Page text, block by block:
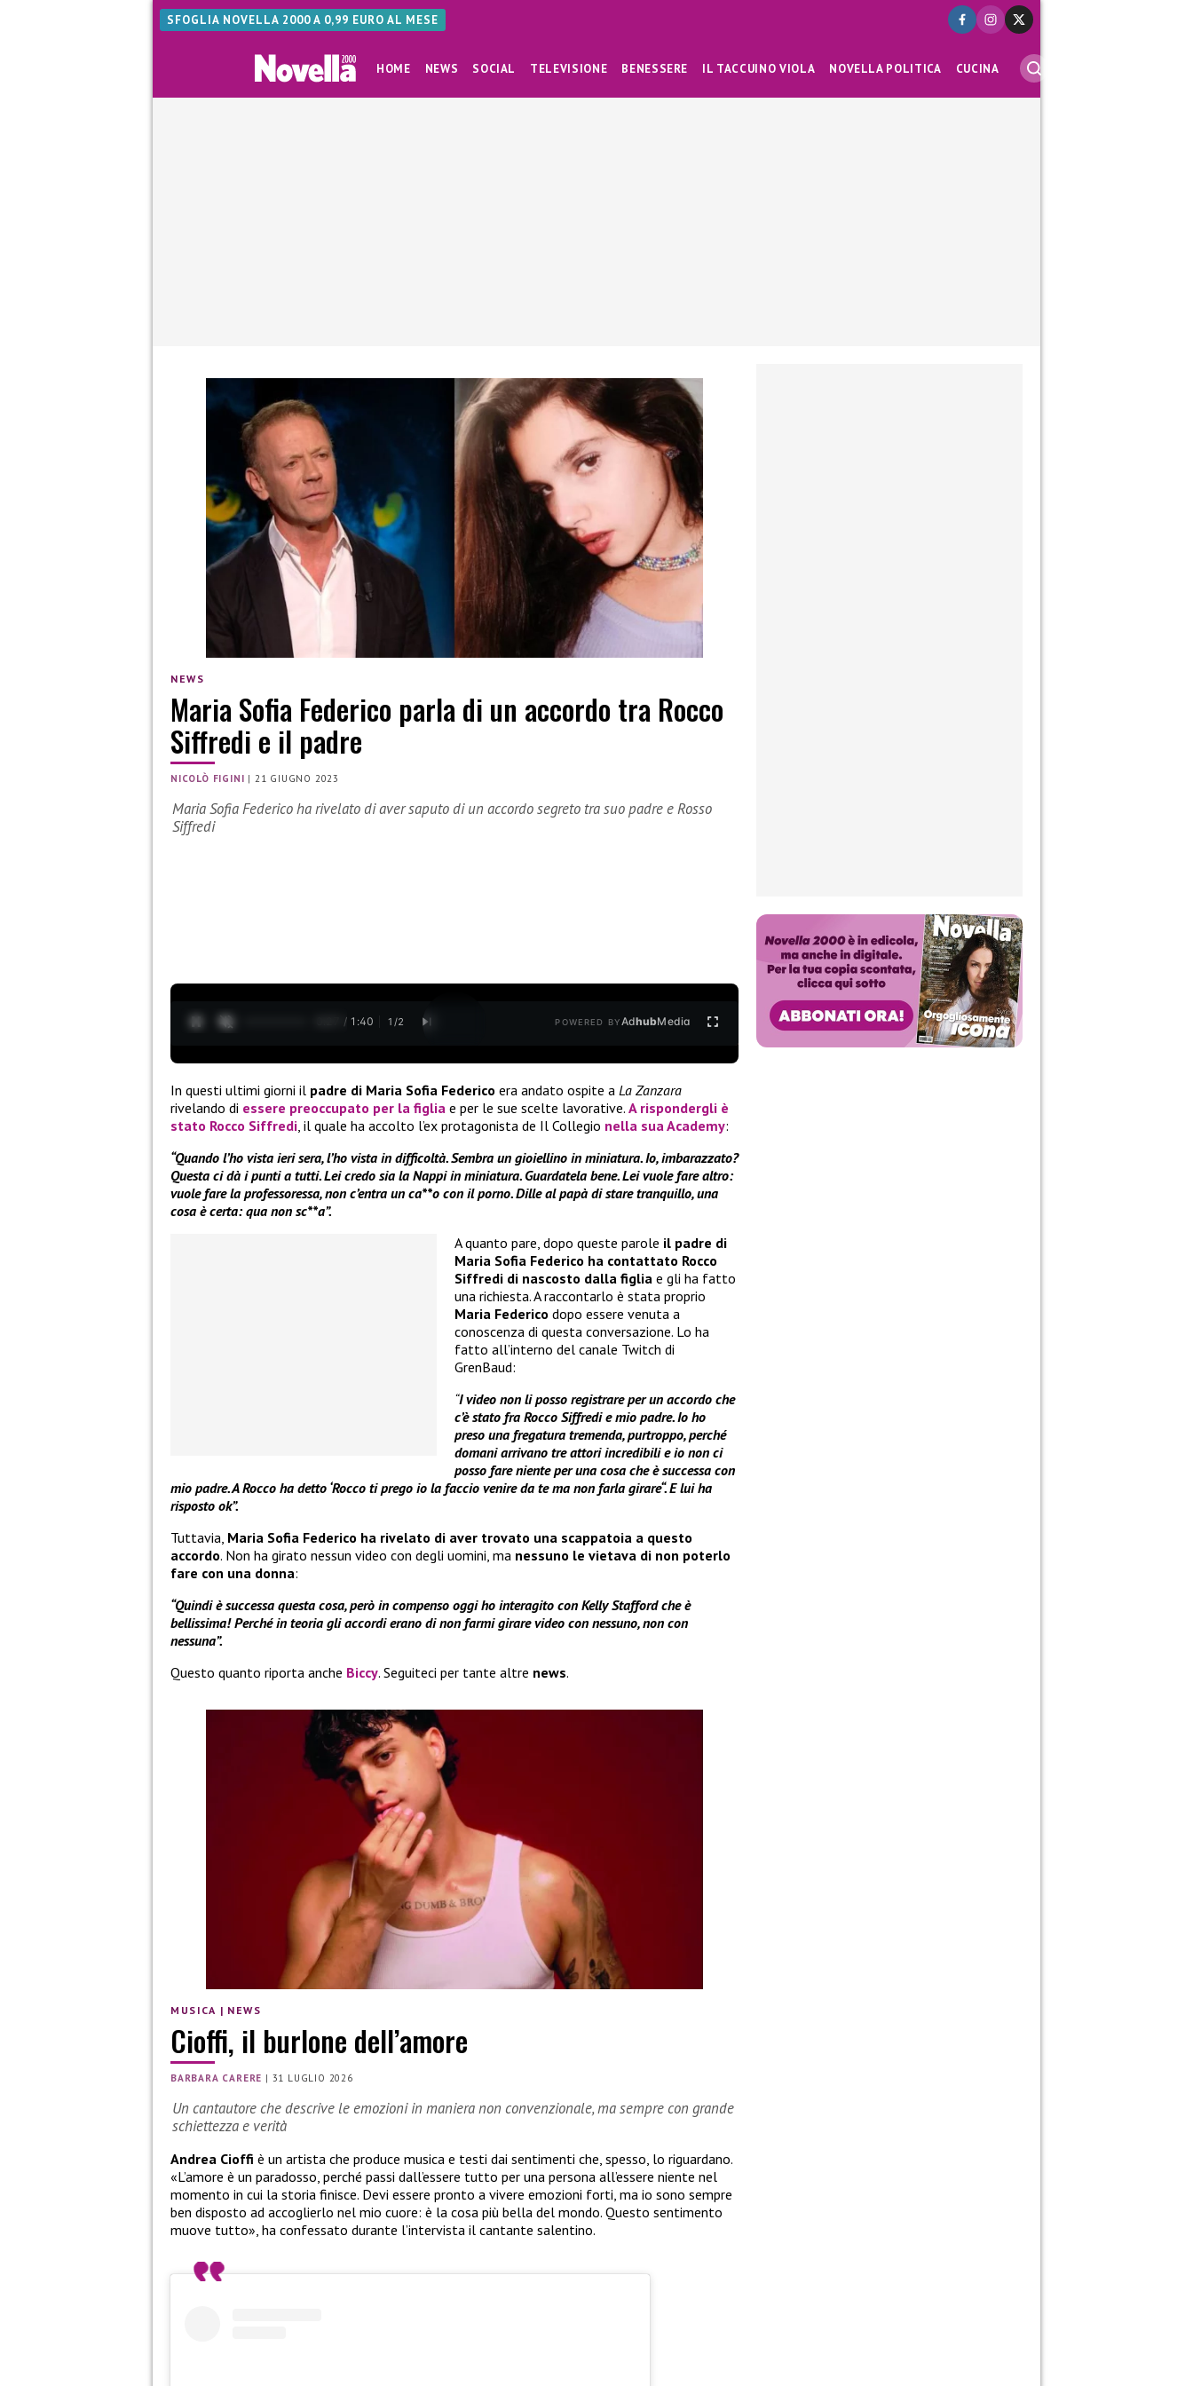
SFOGLIA NOVELLA 2000 A 0,99 EURO AL MESE
HOME NEWS SOCIAL TELEVISIONE BENESSERE IL TACCUINO VIOLA NOVELLA POLITICA CUCINA
NEWS
Maria Sofia Federico parla di un accordo tra Rocco
Siffredi e il padre
NICOLÒ FIGINI | 21 GIUGNO 2023
Maria Sofia Federico ha rivelato di aver saputo di un accordo segreto tra suo padre e Rosso
Siffredi
0:28 / 1:40 1 /2 POWERED BYAdhubMedia
In questi ultimi giorni il padre di Maria Sofia Federico era andato ospite a La Zanzara
rivelando di essere preoccupato per la figlia e per le sue scelte lavorative. A rispondergli è
stato Rocco Siffredi , il quale ha accolto l’ex protagonista de Il Collegio nella sua Academy:
“Quando l’ho vista ieri sera, l’ho vista in difficoltà. Sembra un gioiellino in miniatura. Io, imbarazzato?
Questa ci dà i punti a tutti. Lei credo sia la Nappi in miniatura. Guardatela bene. Lei vuole fare altro:
vuole fare la professoressa, non c’entra un ca**o con il porno. Dille al papà di stare tranquillo, una
cosa è certa: qua non sc**a”.
A quanto pare, dopo queste parole il padre di
Maria Sofia Federico ha contattato Rocco
Siffredi di nascosto dalla figlia e gli ha fatto
una richiesta. A raccontarlo è stata proprio
Maria Federico dopo essere venuta a
conoscenza di questa conversazione. Lo ha
fatto all’interno del canale Twitch di
GrenBaud:
“I video non li posso registrare per un accordo che
c’è stato fra Rocco Siffredi e mio padre. Io ho
preso una fregatura tremenda, purtroppo, perché
domani arrivano tre attori incredibili e io non ci
posso fare niente per una cosa che è successa con
mio padre. A Rocco ha detto ‘Rocco ti prego io la faccio venire da te ma non farla girare“. E lui ha
risposto ok”.
Tuttavia, Maria Sofia Federico ha rivelato di aver trovato una scappatoia a questo
accordo. Non ha girato nessun video con degli uomini, ma nessuno le vietava di non poterlo
fare con una donna:
“Quindi è successa questa cosa, però in compenso oggi ho interagito con Kelly Stafford che è
bellissima! Perché in teoria gli accordi erano di non farmi girare video con nessuno, non con
nessuna”.
Questo quanto riporta anche Biccy. Seguiteci per tante altre news.
MUSICA | NEWS
Cioffi, il burlone dell’amore
BARBARA CARERE | 31 LUGLIO 2026
Un cantautore che descrive le emozioni in maniera non convenzionale, ma sempre con grande
schiettezza e verità
Andrea Cioffi è un artista che produce musica e testi dai sentimenti che, spesso, lo riguardano.
«L’amore è un paradosso, perché passi dall’essere tutto per una persona all’essere niente nel
momento in cui la storia finisce. Devi essere pronto a vivere emozioni forti, ma io sono sempre
ben disposto ad accoglierlo nel mio cuore: è la cosa più bella del mondo. Questo sentimento
muove tutto», ha confessato durante l’intervista il cantante salentino.